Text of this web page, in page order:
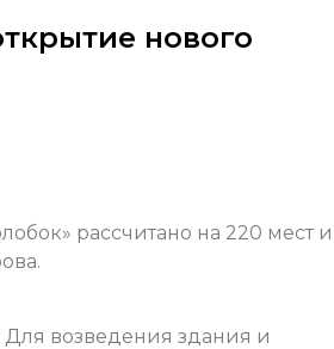
нового
рассчитано на 220 мест и
возведения здания и